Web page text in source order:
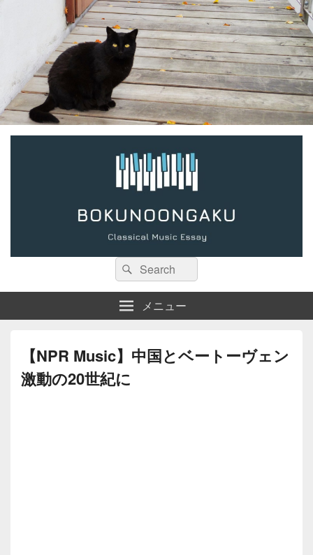
検
索:
検
索
メニュー
【NPR Music】中国とベートーヴェン
激動の20世紀に